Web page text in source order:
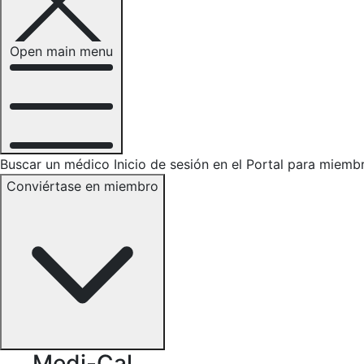
Open main menu
Buscar un médico Inicio de sesión en el Portal para
Conviértase en miembro